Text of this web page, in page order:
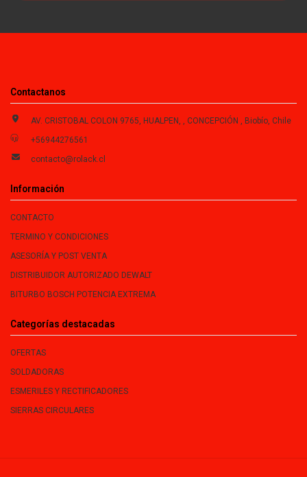
Contactanos
AV. CRISTOBAL COLON 9765, HUALPEN, , CONCEPCIÓN , Biobío, Chile
+56944276561
contacto@rolack.cl
Información
CONTACTO
TERMINO Y CONDICIONES
ASESORÍA Y POST VENTA
DISTRIBUIDOR AUTORIZADO DEWALT
BITURBO BOSCH POTENCIA EXTREMA
Categorías destacadas
OFERTAS
SOLDADORAS
ESMERILES Y RECTIFICADORES
SIERRAS CIRCULARES